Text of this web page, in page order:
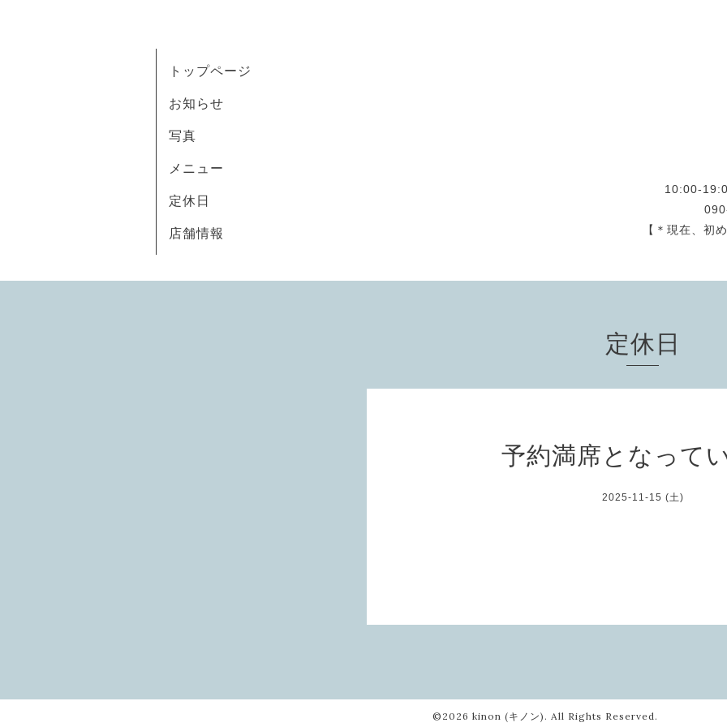
10:00-
【＊現在、初
トップページ
お知らせ
写真
メニュー
定休日
店舗情報
定休日
予約満席となって
2025-11-15 (土)
©2026 kinon (キノン) . All Rights Reserved.